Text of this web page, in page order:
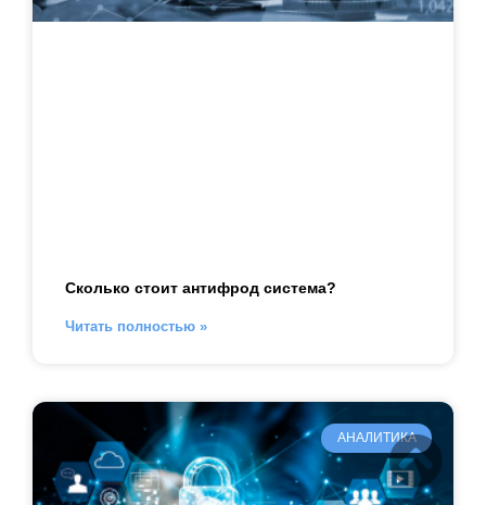
Сколько стоит антифрод система?
Читать полностью »
АНАЛИТИКА